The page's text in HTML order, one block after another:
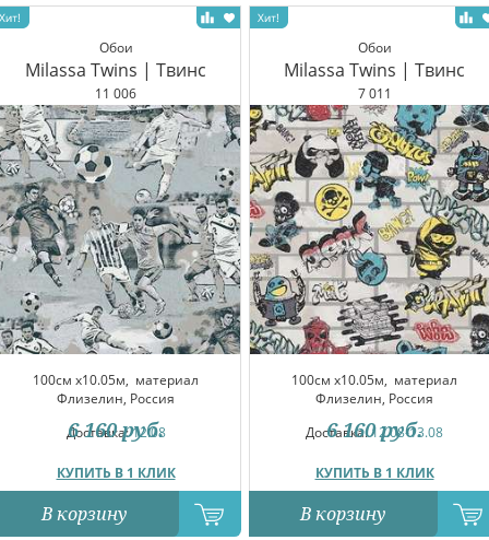
Обои
Milassa Twins | Твинс
11 006
100см x10.05м, материал
Флизелин, Россия
Доставка:12.08
КУПИТЬ В 1 КЛИК
6 160 руб.
В корзину
Обои
Milassa Twins | Твинс
7 011
100см x10.05м, материал
Флизелин, Россия
Доставка:12.08-13.08
КУПИТЬ В 1 КЛИК
6 160 руб.
В корзину